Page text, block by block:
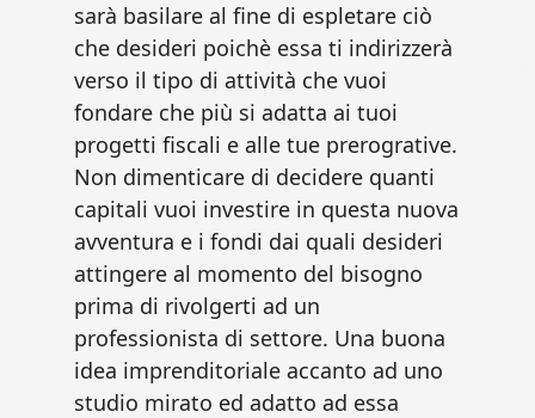
sarà basilare al fine di espletare ciò
che desideri poichè essa ti indirizzerà
verso il tipo di attività che vuoi
fondare che più si adatta ai tuoi
progetti fiscali e alle tue prerogrative.
Non dimenticare di decidere quanti
capitali vuoi investire in questa nuova
avventura e i fondi dai quali desideri
attingere al momento del bisogno
prima di rivolgerti ad un
professionista di settore. Una buona
idea imprenditoriale accanto ad uno
studio mirato ed adatto ad essa